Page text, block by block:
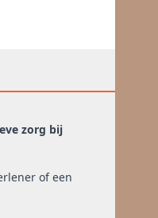
zorg bij
of een